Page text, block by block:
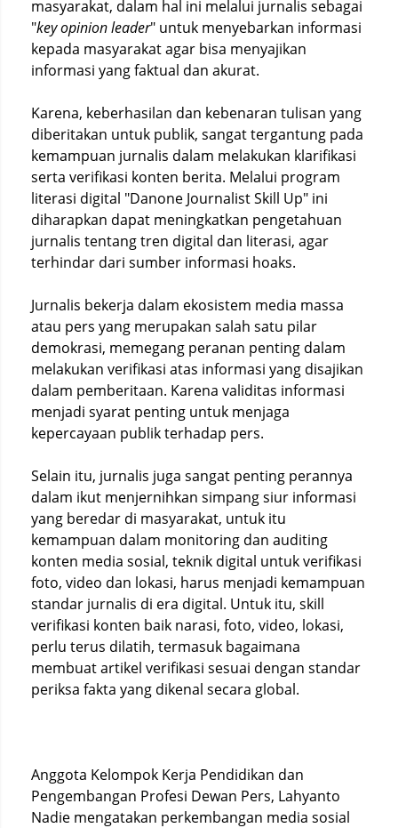
masyarakat, dalam hal ini melalui jurnalis sebagai
"key opinion leader" untuk menyebarkan informasi
kepada masyarakat agar bisa menyajikan
informasi yang faktual dan akurat.
Karena, keberhasilan dan kebenaran tulisan yang
diberitakan untuk publik, sangat tergantung pada
kemampuan jurnalis dalam melakukan klarifikasi
serta verifikasi konten berita. Melalui program
literasi digital "Danone Journalist Skill Up" ini
diharapkan dapat meningkatkan pengetahuan
jurnalis tentang tren digital dan literasi, agar
terhindar dari sumber informasi hoaks.
Jurnalis bekerja dalam ekosistem media massa
atau pers yang merupakan salah satu pilar
demokrasi, memegang peranan penting dalam
melakukan verifikasi atas informasi yang disajikan
dalam pemberitaan. Karena validitas informasi
menjadi syarat penting untuk menjaga
kepercayaan publik terhadap pers.
Selain itu, jurnalis juga sangat penting perannya
dalam ikut menjernihkan simpang siur informasi
yang beredar di masyarakat, untuk itu
kemampuan dalam monitoring dan auditing
konten media sosial, teknik digital untuk verifikasi
foto, video dan lokasi, harus menjadi kemampuan
standar jurnalis di era digital. Untuk itu, skill
verifikasi konten baik narasi, foto, video, lokasi,
perlu terus dilatih, termasuk bagaimana
membuat artikel verifikasi sesuai dengan standar
periksa fakta yang dikenal secara global.
Anggota Kelompok Kerja Pendidikan dan
Pengembangan Profesi Dewan Pers, Lahyanto
Nadie mengatakan perkembangan media sosial